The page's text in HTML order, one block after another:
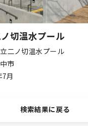
切温水プール
二ノ切温水プール
市
月
検索結果に戻る